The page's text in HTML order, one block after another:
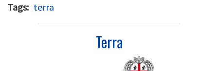
Tags terra
Terra